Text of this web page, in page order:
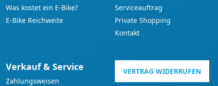
Was kostet ein E-Bike?
E-Bike Reichweite
Serviceauftrag
Private Shopping
Kontakt
Verkauf & Service
Zahlungsweisen
VERTRAG WIDERRUFEN